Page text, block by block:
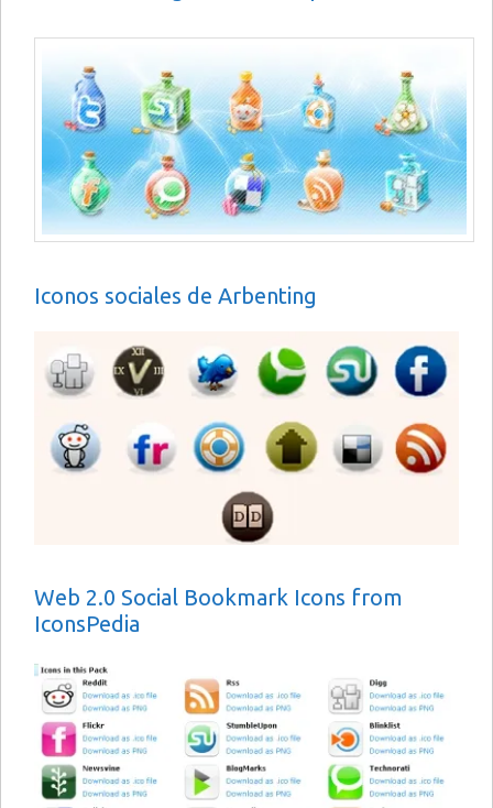
Iconos sociales de Arbenting
Web 2.0 Social Bookmark Icons from
IconsPedia